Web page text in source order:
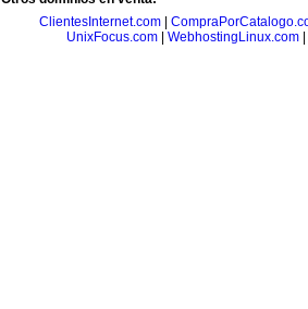
ClientesInternet.com
UnixFocus.com| WebhostingLinux.com|